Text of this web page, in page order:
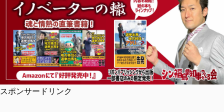
スポンサードリンク